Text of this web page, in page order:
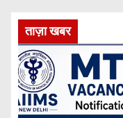
ताज़ा खबर